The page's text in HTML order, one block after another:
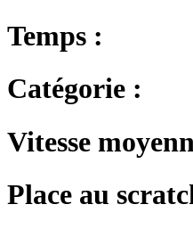
Temps :
Catégorie :
Vitesse
Place au